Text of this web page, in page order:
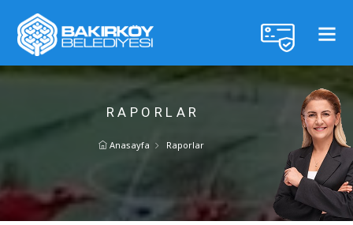
RAPORLAR
Anasayfa Raporlar